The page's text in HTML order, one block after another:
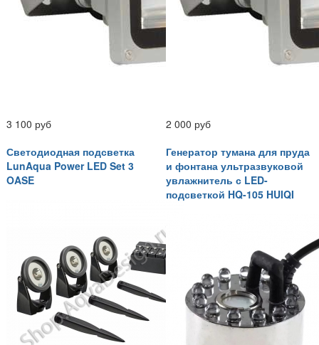
3 100 руб
2 000 руб
Светодиодная подсветка
LunAqua Power LED Set 3
OASE
Генератор тумана для пруда
и фонтана ультразвуковой
увлажнитель с LED-
подсветкой HQ-105 HUIQI